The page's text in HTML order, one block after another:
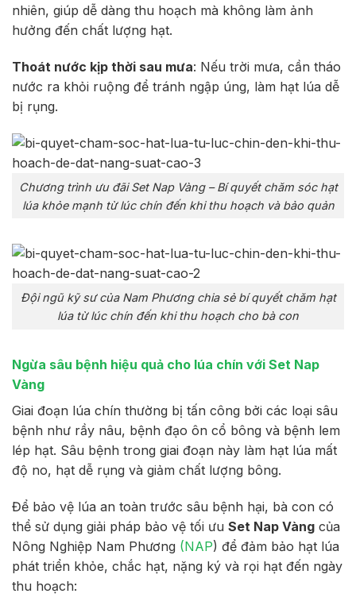
nhiên, giúp dễ dàng thu hoạch mà không làm ảnh
hưởng đến chất lượng hạt.
Thoát nước kịp thời sau mưa: Nếu trời mưa, cần tháo
nước ra khỏi ruộng để tránh ngập úng, làm hạt lúa dễ
bị rụng.
Chương trình ưu đãi Set Nap Vàng – Bí quyết chăm sóc hạt
lúa khỏe mạnh từ lúc chín đến khi thu hoạch và bảo quản
Đội ngũ kỹ sư của Nam Phương chia sẻ bí quyết chăm hạt
lúa từ lúc chín đến khi thu hoạch cho bà con
Ngừa sâu bệnh hiệu quả cho lúa chín với Set Nap
Vàng
Giai đoạn lúa chín thường bị tấn công bởi các loại sâu
bệnh như rầy nâu, bệnh đạo ôn cổ bông và bệnh lem
lép hạt. Sâu bệnh trong giai đoạn này làm hạt lúa mất
độ no, hạt dễ rụng và giảm chất lượng bông.
Để bảo vệ lúa an toàn trước sâu bệnh hại, bà con có
thể sử dụng giải pháp bảo vệ tối ưu Set Nap Vàng của
Nông Nghiệp Nam Phương (NAP) để đảm bảo hạt lúa
phát triển khỏe, chắc hạt, nặng ký và rọi hạt đến ngày
thu hoạch: